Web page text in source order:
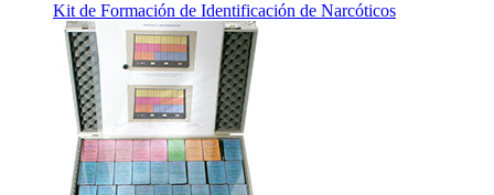
Kit de Formación de Identificación de Narcóticos